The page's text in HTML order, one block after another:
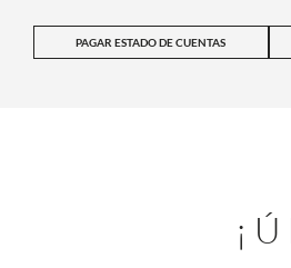
PAGAR ESTADO DE CUENTAS